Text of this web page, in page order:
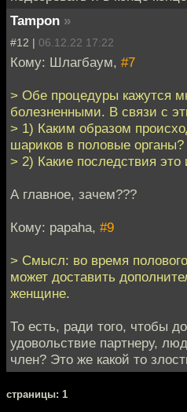
Tampon »
#12 | 06.12.22 17:22
Кому: Шлагбаум, #7
> Обе процедуры кажутся
болезненными. В связи с
> 1) Каким образом
шариков в половые органы?
> 2) Какие последствия это
А главное, зачем???
Кому: papaha, #9
> Смысл: во время
может доставить
женщине.
То есть, ради того, чтобы
удовольствие партнеру,
член? Это же какой то
cтраницы: 1